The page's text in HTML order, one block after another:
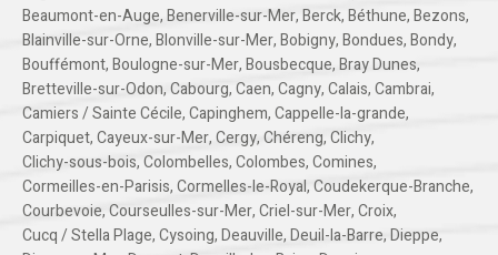
Beaumont-en-Auge,Benerville-sur-Mer,Berck,Béthune,Bezons,
Blainville-sur-Orne,Blonville-sur-Mer,Bobigny,Bondues,Bondy,
Bouffémont,Boulogne-sur-Mer,Bousbecque,Bray Dunes,
Bretteville-sur-Odon,Cabourg,Caen,Cagny,Calais,Cambrai,
Camiers / Sainte Cécile,Capinghem,Cappelle-la-grande,
Carpiquet,Cayeux-sur-Mer,Cergy,Chéreng,Clichy,
Clichy-sous-bois,Colombelles,Colombes,Comines,
Cormeilles-en-Parisis,Cormelles-le-Royal,Coudekerque-Branche,
Courbevoie,Courseulles-sur-Mer,Criel-sur-Mer,Croix,
Cucq / Stella Plage,Cysoing,Deauville,Deuil-la-Barre,Dieppe,